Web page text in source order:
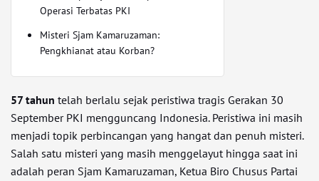
Operasi Terbatas PKI
Misteri Sjam Kamaruzaman:
Pengkhianat atau Korban?
57 tahun telah berlalu sejak peristiwa tragis Gerakan 30
September PKI mengguncang Indonesia. Peristiwa ini masih
menjadi topik perbincangan yang hangat dan penuh misteri.
Salah satu misteri yang masih menggelayut hingga saat ini
adalah peran Sjam Kamaruzaman, Ketua Biro Chusus Partai